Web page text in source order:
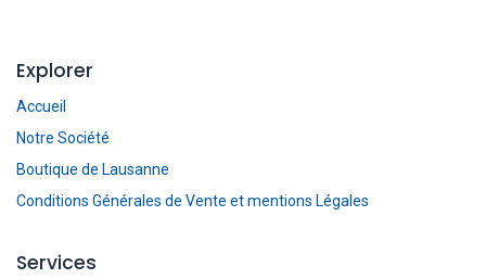
Explorer
Accueil
Notre Société
Boutique de Lausanne
Conditions Générales de Vente et mentions Légales
Services